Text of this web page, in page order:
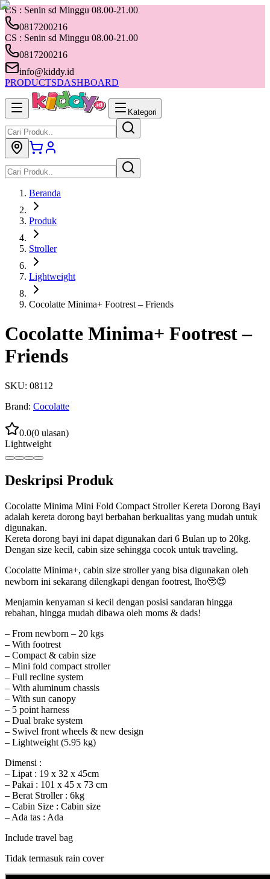
CS : Senin sd Minggu 08.00-21.00
0817200216
CS : Senin sd Minggu 08.00-21.00
0817200216
info@kiddy.id
PRODUCTSDASHBOARD
Kategori
Beranda
Produk
Stroller
Lightweight
Cocolatte Minima+ Footrest – Friends
Cocolatte Minima+ Footrest –
Friends
SKU: 08112
Brand: Cocolatte
0.0(0 ulasan)
Lightweight
Deskripsi Produk
Cocolatte Minima Mini Fold Compact Stroller Kereta Dorong Bayi
adalah kereta dorong bayi berbahan berkualitas yang mudah untuk
digunakan.
Kereta dorong bayi ini dapat digunakan dari 6 Bulan up to 20kg.
Dengan size kecil, cabin size sehingga cocok untuk traveling.
Cocolatte Minima+, cabin size stroller yang bisa digunakan oleh
newborn ini sekarang dilengkapi dengan footrest, lho🥹😍
Menjamin kenyaman si kecil dengan posisi sandaran hingga
rebahan, hingga mudah dibawa oleh moms & dads!
– From newborn – 20 kgs
– With footrest
– Compact & cabin size
– Mini fold compact stroller
– Full recline system
– With aluminum chassis
– With sun canopy
– 5 point harness
– Dual brake system
– Swivel front wheels & new design
– Lightweight (5.95 kg)
Dimensi :
– Lipat : 19 x 32 x 45cm
– Pakai : 101 x 45 x 73 cm
– Berat Stroller : 6kg
– Cabin Size : Cabin size
– Ada tas : Ada
Include travel bag
Tidak termasuk rain cover